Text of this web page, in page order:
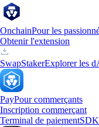
OnchainPour les
Obtenir l'extension
SwapStakerExplorer les
PayPour commerçants
Inscription commerçant
Terminal de paiement